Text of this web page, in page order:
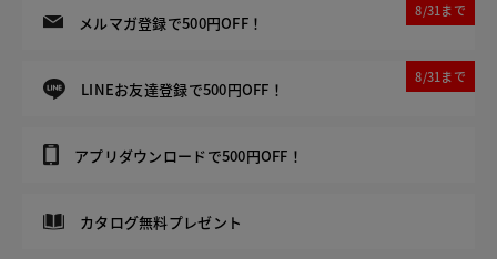
メルマガ登録で500円OFF！
8/31まで
LINEお友達登録で500円OFF！
8/31まで
アプリダウンロードで500円OFF！
カタログ無料プレゼント